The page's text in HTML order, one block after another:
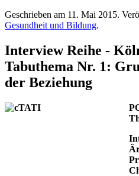
Geschrieben am 11. Mai 2015.
Gesundheit und Bildung.
Interview Reihe -
Tabuthema Nr. 1:
der Beziehung